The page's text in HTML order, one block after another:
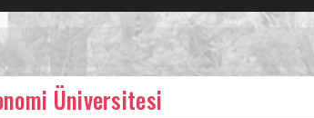
Üniversitesi